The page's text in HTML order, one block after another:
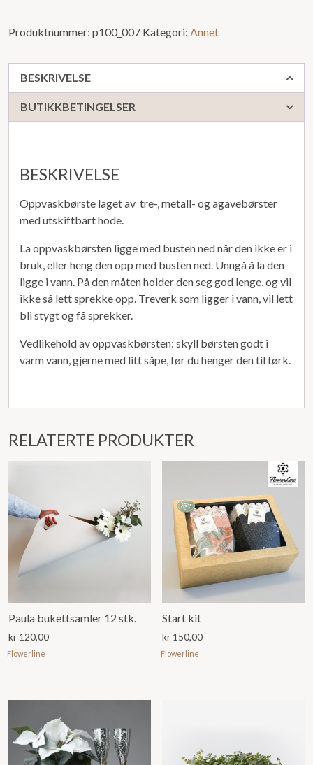
Produktnummer: p100_007 Kategori: Annet
BESKRIVELSE
BUTIKKBETINGELSER
BESKRIVELSE
Oppvaskbørste laget av tre-, metall- og agavebørster
med utskiftbart hode.
La oppvaskbørsten ligge med busten ned når den ikke er i
bruk, eller heng den opp med busten ned. Unngå å la den
ligge i vann. På den måten holder den seg god lenge, og vil
ikke så lett sprekke opp. Treverk som ligger i vann, vil lett
bli stygt og få sprekker.
Vedlikehold av oppvaskbørsten: skyll børsten godt i
varm vann, gjerne med litt såpe, før du henger den til tørk.
RELATERTE PRODUKTER
Paula bukettsamler 12 stk.
kr 120,00
Flowerline
Start kit
kr 150,00
Flowerline